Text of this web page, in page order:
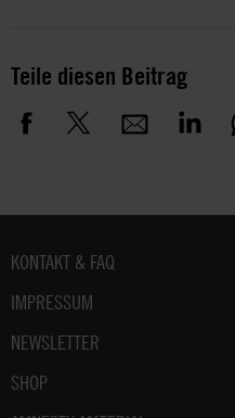
Teile diesen Beitrag
Fußbereich
KONTAKT & FAQ
IMPRESSUM
NEWSLETTER
SHOP